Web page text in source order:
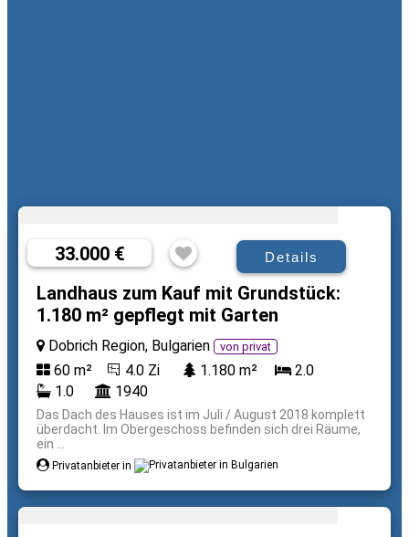
33.000 € Details
Landhaus zum Kauf mit Grundstück:
1.180 m² gepflegt mit Garten
Dobrich Region, Bulgarien von privat
60 m² 4.0 Zi 1.180 m²
2.0
1.0
1940
Das Dach des Hauses ist im Juli / August 2018 komplett
überdacht. Im Obergeschoss befinden sich drei Räume,
ein ...
Privatanbieter in